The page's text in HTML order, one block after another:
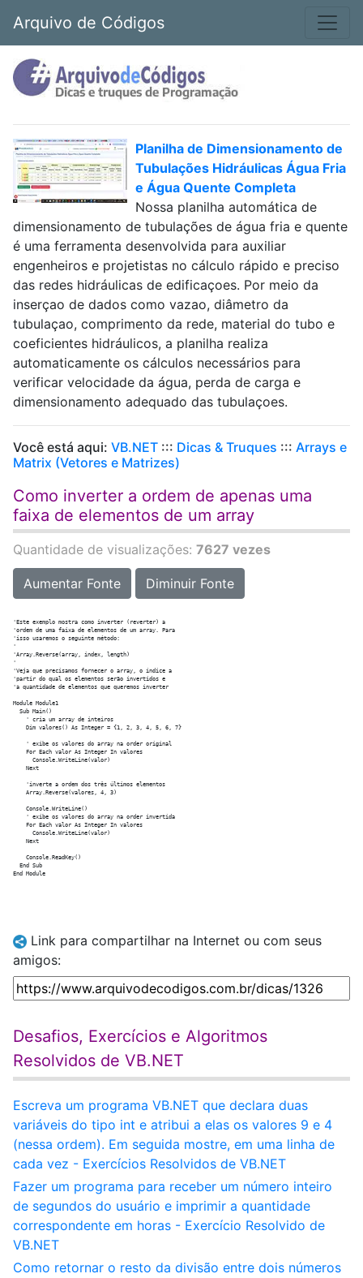
Arquivo de Códigos
Planilha de Dimensionamento de
Tubulações Hidráulicas Água Fria
e Água Quente Completa
Nossa planilha automática de
dimensionamento de tubulações de água fria e quente
é uma ferramenta desenvolvida para auxiliar
engenheiros e projetistas no cálculo rápido e preciso
das redes hidráulicas de edificaçoes. Por meio da
inserçao de dados como vazao, diâmetro da
tubulaçao, comprimento da rede, material do tubo e
coeficientes hidráulicos, a planilha realiza
automaticamente os cálculos necessários para
verificar velocidade da água, perda de carga e
dimensionamento adequado das tubulaçoes.
Você está aqui: VB.NET ::: Dicas & Truques ::: Arrays e
Matrix (Vetores e Matrizes)
Como inverter a ordem de apenas uma
faixa de elementos de um array
Quantidade de visualizações: 7627 vezes
Aumentar Fonte Diminuir Fonte
'Este exemplo mostra como inverter (reverter) a
'ordem de uma faixa de elementos de um array. Para
'isso usaremos o seguinte método:
'
'Array.Reverse(array, index, length)
'
'Veja que precisamos fornecer o array, o índice a
'partir do qual os elementos serão invertidos e
'a quantidade de elementos que queremos inverter
Module Module1
  Sub Main()
    ' cria um array de inteiros
    Dim valores() As Integer = {1, 2, 3, 4, 5, 6, 7}
    ' exibe os valores do array na order original
    For Each valor As Integer In valores
      Console.WriteLine(valor)
    Next
    'inverte a ordem dos três últimos elementos
    Array.Reverse(valores, 4, 3)
    Console.WriteLine()
    ' exibe os valores do array na order invertida
    For Each valor As Integer In valores
      Console.WriteLine(valor)
    Next
    Console.ReadKey()
  End Sub
Link para compartilhar na Internet ou com seus
amigos:
Desafios, Exercícios e Algoritmos
Resolvidos de VB.NET
Escreva um programa VB.NET que declara duas
variáveis do tipo int e atribui a elas os valores 9 e 4
(nessa ordem). Em seguida mostre, em uma linha de
cada vez - Exercícios Resolvidos de VB.NET
Fazer um programa para receber um número inteiro
de segundos do usuário e imprimir a quantidade
correspondente em horas - Exercício Resolvido de
VB.NET
Como retornar o resto da divisão entre dois números